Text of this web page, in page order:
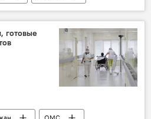
ОПЕК
готовые